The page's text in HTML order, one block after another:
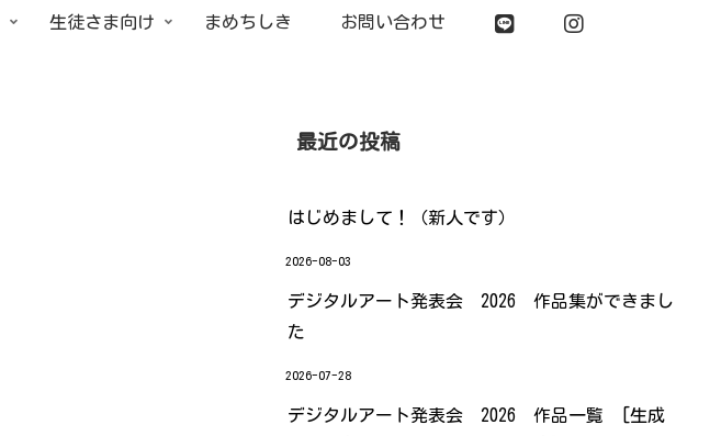
生徒さま向け まめちしき お問い合わせ
最近の投稿
はじめまして！（新人です）
2026-08-03
デジタルアート発表会 2026 作品集ができまし
た
2026-07-28
デジタルアート発表会 2026 作品一覧 [生成